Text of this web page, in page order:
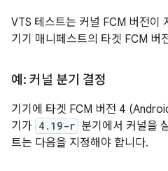
VTS 테스트는 커널 FCM 버전이
기기 매니페스트의 타겟 FCM 버
예: 커널 분기 결정
기기에 타겟 FCM 버전 4
기가 4.19-r 분기에서 커널을
트는 다음을 지정해야 합니다.